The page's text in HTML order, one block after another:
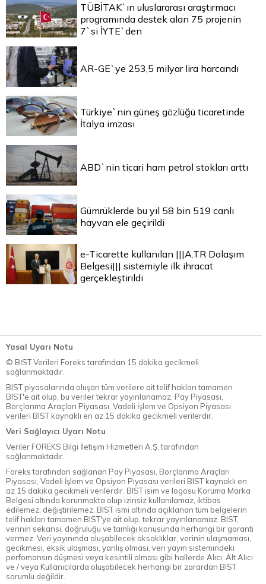
TÜBİTAK`ın uluslararası araştırmacı
programında destek alan 75 projenin
7`si İYTE`den
AR-GE`ye 253,5 milyar lira harcandı
Türkiye`nin güneş gözlüğü ticaretinde
İtalya imzası
ABD`nin ticari ham petrol stokları arttı
Gümrüklerde bu yıl 58 bin 519 canlı
hayvan ele geçirildi
e-Ticarette kullanılan |||A.TR Dolaşım
Belgesi||| sistemiyle ilk ihracat
gerçekleştirildi
Yasal Uyarı Notu
© BİST Verileri Foreks tarafından 15 dakika gecikmeli
sağlanmaktadır.
BIST piyasalarında oluşan tüm verilere ait telif hakları tamamen
BIST'e ait olup, bu veriler tekrar yayınlanamaz. Pay Piyasası,
Borçlanma Araçları Piyasası, Vadeli İşlem ve Opsiyon Piyasası
verileri BIST kaynaklı en az 15 dakika gecikmeli verilerdir.
Veri Sağlayıcı Uyarı Notu
Veriler FOREKS Bilgi İletişim Hizmetleri A.Ş. tarafından
sağlanmaktadır.
Foreks tarafından sağlanan Pay Piyasası, Borçlanma Araçları
Piyasası, Vadeli İşlem ve Opsiyon Piyasası verileri BIST kaynaklı en
az 15 dakika gecikmeli verilerdir. BIST isim ve logosu Koruma Marka
Belgesi altında korunmakta olup izinsiz kullanılamaz, iktibas
edilemez, değiştirilemez. BIST ismi altında açıklanan tüm belgelerin
telif hakları tamamen BIST'ye ait olup, tekrar yayınlanamaz. BIST,
verinin sekansı, doğruluğu ve tamlığı konusunda herhangi bir garanti
vermez. Veri yayınında oluşabilecek aksaklıklar, verinin ulaşmaması,
gecikmesi, eksik ulaşması, yanlış olması, veri yayın sistemindeki
perfomansın düşmesi veya kesintili olması gibi hallerde Alıcı, Alt Alıcı
ve / veya Kullanıcılarda oluşabilecek herhangi bir zarardan BIST
sorumlu değildir.